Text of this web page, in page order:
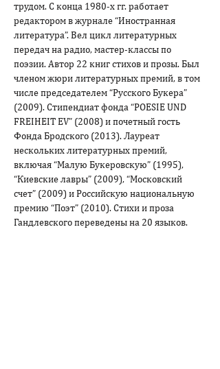
трудом. С конца 1980-х гг. работает
редактором в журнале “Иностранная
литература”. Вел цикл литературных
передач на радио, мастер-классы по
поэзии. Автор 22 книг стихов и прозы. Был
членом жюри литературных премий, в том
числе председателем “Русского Букера”
(2009). Стипендиат фонда “POESIE UND
FREIHEIT EV” (2008) и почетный гость
Фонда Бродского (2013). Лауреат
нескольких литературных премий,
включая “Малую Букеровскую” (1995),
“Киевские лавры” (2009), “Московский
счет” (2009) и Российскую национальную
премию “Поэт” (2010). Стихи и проза
Гандлевского переведены на 20 языков.